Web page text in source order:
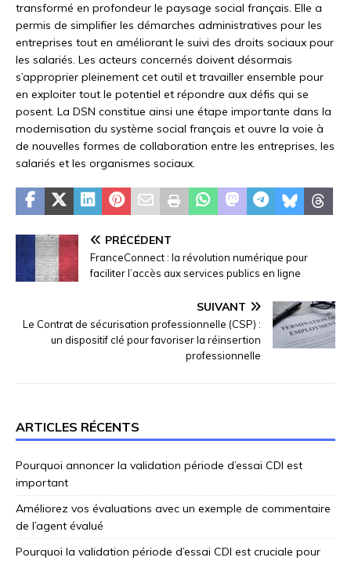
transformé en profondeur le paysage social français. Elle a
permis de simplifier les démarches administratives pour les
entreprises tout en améliorant le suivi des droits sociaux pour
les salariés. Les acteurs concernés doivent désormais
s’approprier pleinement cet outil et travailler ensemble pour
en exploiter tout le potentiel et répondre aux défis qui se
posent. La DSN constitue ainsi une étape importante dans la
modernisation du système social français et ouvre la voie à
de nouvelles formes de collaboration entre les entreprises, les
salariés et les organismes sociaux.
PRÉCÉDENT
FranceConnect : la révolution numérique pour
faciliter l’accès aux services publics en ligne
SUIVANT
Le Contrat de sécurisation professionnelle (CSP) :
un dispositif clé pour favoriser la réinsertion
professionnelle
ARTICLES RÉCENTS
Pourquoi annoncer la validation période d’essai CDI est
important
Améliorez vos évaluations avec un exemple de commentaire
de l’agent évalué
Pourquoi la validation période d’essai CDI est cruciale pour